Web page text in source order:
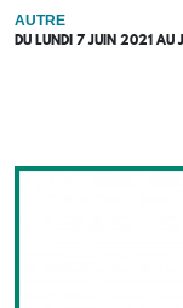
AUTRE
DULUNDI 7 JUIN 2021AU